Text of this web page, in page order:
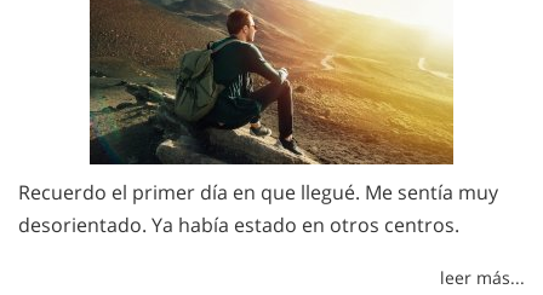
Recuerdo el primer día en que llegué. Me sentía muy
desorientado. Ya había estado en otros centros.
leer más...